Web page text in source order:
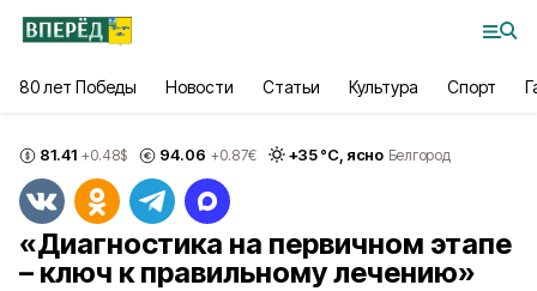
80 лет Победы Новости Статьи Культура Спорт
81.41 +0.48$ 94.06 +0.87€ +35°С, ясно Белгород
«Диагностика на первичном этапе
– ключ к правильному лечению»